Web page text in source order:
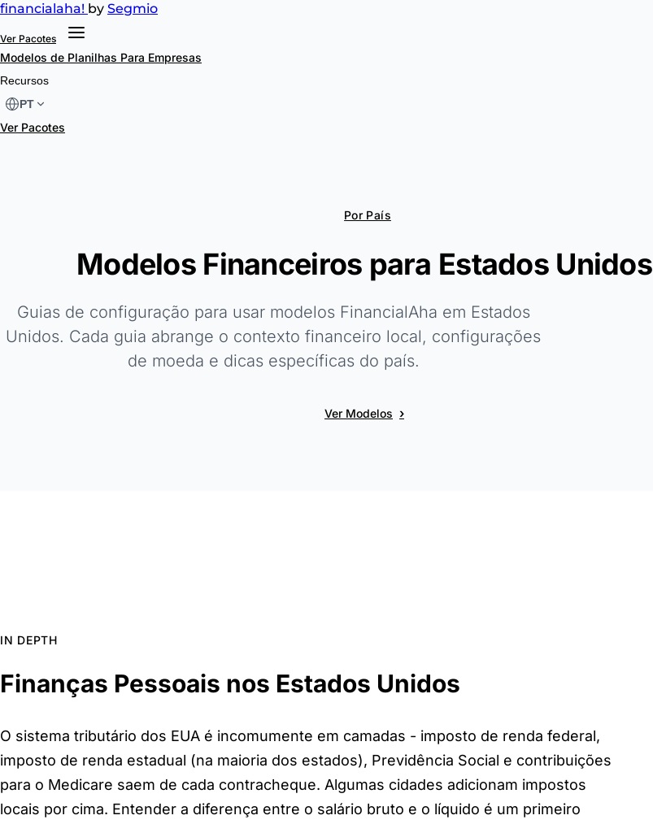
financialaha! by Segmio
Ver Pacotes
Modelos de Planilhas Para Empresas
Recursos
PT
Ver Pacotes
Por País
Modelos Financeiros para Estados Unidos
Guias de configuração para usar modelos FinancialAha em Estados
Unidos. Cada guia abrange o contexto financeiro local, configurações
de moeda e dicas específicas do país.
Ver Modelos ›
IN DEPTH
Finanças Pessoais nos Estados Unidos
O sistema tributário dos EUA é incomumente em camadas - imposto de renda federal,
imposto de renda estadual (na maioria dos estados), Previdência Social e contribuições
para o Medicare saem de cada contracheque. Algumas cidades adicionam impostos
locais por cima. Entender a diferença entre o salário bruto e o líquido é um primeiro